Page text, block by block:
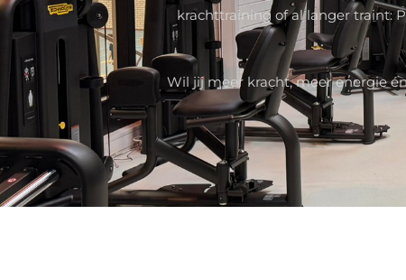
krachttraining of al langer traint:
Wil jij meer kracht, meer energie